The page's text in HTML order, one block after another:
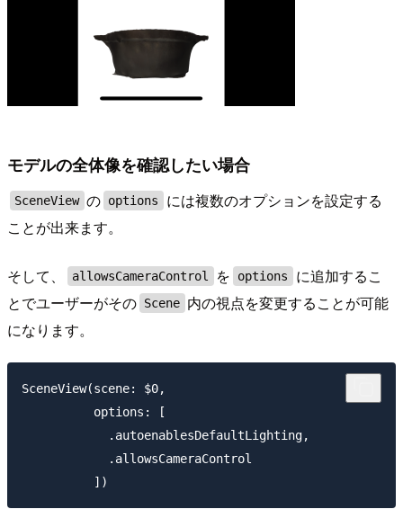
モデルの全体像を確認したい場合
SceneView の options
には複数のオプションを設定する
ことが出来ます。
そして、 allowsCameraControl を options
に追加するこ
とでユーザーがその Scene 内の視点を変更することが可能
になります。
SceneView(scene: $0,
          options: [
            .autoenablesDefaultLighting,
            .allowsCameraControl